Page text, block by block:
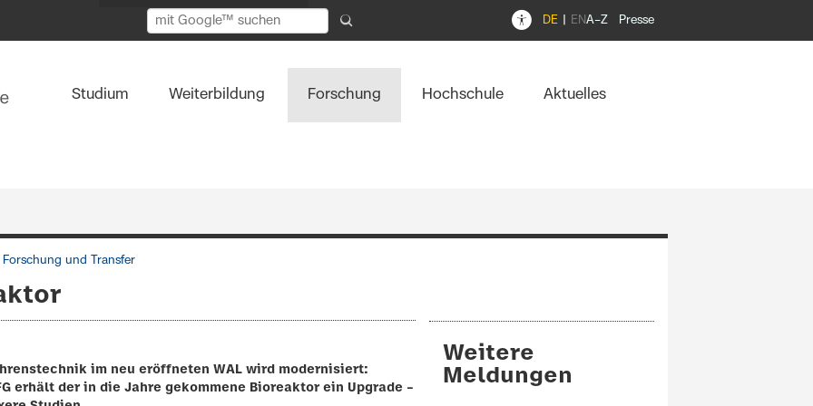
A–Z Presse
DE EN
Studium Weiterbildung Forschung Hochschule Aktuelles
Forschung und Transfer
im neu eröffneten WAL wird modernisiert:
erhält der in die Jahre gekommene Bioreaktor ein Upgrade –
Weitere
Meldungen